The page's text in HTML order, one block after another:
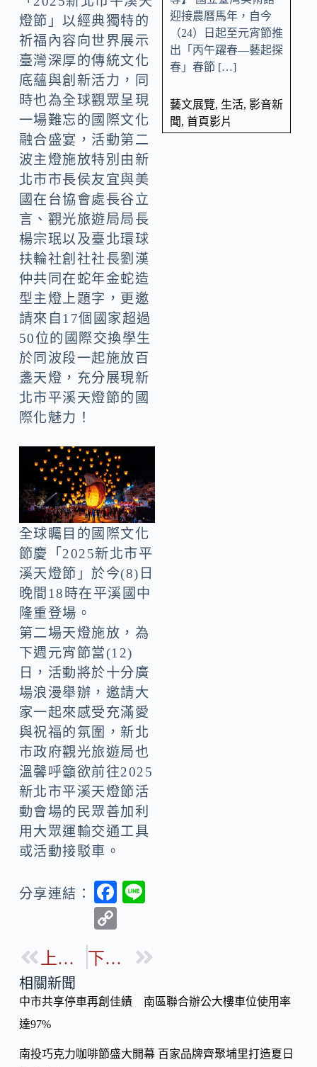
燈節」以經典獨特的
祈福內容向世界展示
臺灣深厚的傳統文化
底蘊與創新活力，同
時也為全球觀眾呈現
一場難忘的國際文化
融合盛宴，活動第二
波主燈施放特別由新
北市市長侯友宜與美
國在台協會處長谷立
言、觀光旅遊局局長
楊宗珉以及臺北環球
扶輪社創社社長劉漢
仲共同在蛇年金蛇造
型主燈上題字，更邀
請來自17個國家超過
50位的國際交換學生
於同波段一起施放百
盞天燈，充分展現新
北市平溪天燈節的國
際化魅力！
全球矚目的國際文化
節慶「2025新北市平
溪天燈節」於今(8)日
晚間18時在平溪國中
隆重登場。
第二場天燈施放，為
下週元宵節當(12)
日，活動將於十分廣
場浪漫舉辦，邀請大
家一起來感受充滿愛
與祝福的氛圍，新北
市政府觀光旅遊局也
溫馨呼籲欲前往2025
新北市平溪天燈節活
動會場的民眾善加利
用大眾運輸交通工具
或活動接駁車。
分享連結：
F
b
o
p
Li
k
上一篇 下一篇
迎接農曆馬年，自今
（24）日起至元宵節推
出「丙午躍春—藝起探
春」春節 […]
藝文展覽, 生活, 影音新
聞, 首頁影片
相關新聞
中市共享停車再創佳績 南區聯合辦公大樓車位使用率
達97%
南投巧克力咖啡節盛大開幕 百家品牌齊聚埔里打造夏日